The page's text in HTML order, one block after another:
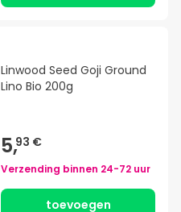
Linwood Seed Goji Ground
Lino Bio 200g
5,93 €
Verzending binnen 24-72 uur
toevoegen